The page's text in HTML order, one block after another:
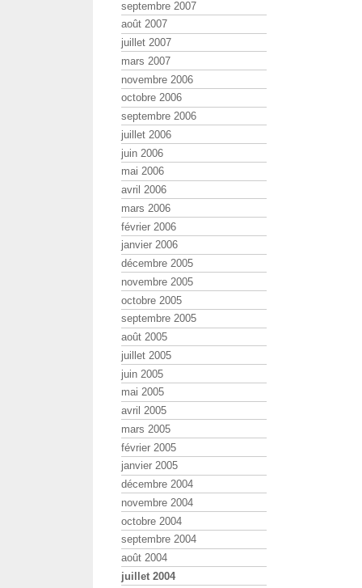
septembre 2007
août 2007
juillet 2007
mars 2007
novembre 2006
octobre 2006
septembre 2006
juillet 2006
juin 2006
mai 2006
avril 2006
mars 2006
février 2006
janvier 2006
décembre 2005
novembre 2005
octobre 2005
septembre 2005
août 2005
juillet 2005
juin 2005
mai 2005
avril 2005
mars 2005
février 2005
janvier 2005
décembre 2004
novembre 2004
octobre 2004
septembre 2004
août 2004
juillet 2004